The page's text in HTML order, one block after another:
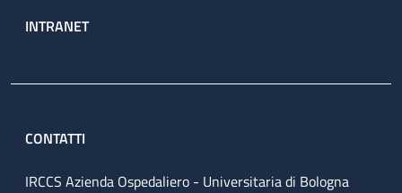
INTRANET
CONTATTI
IRCCS Azienda Ospedaliero - Universitaria di Bologna